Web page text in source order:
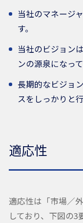
当社のマネージ
す。
当社のビジョン
ンの源泉になって
長期的なビジョ
スをしっかりと
適応性
適応性は「市場／
しており、下図の3